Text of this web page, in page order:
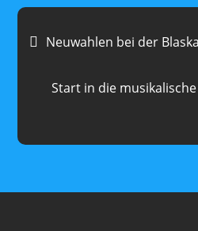
Neuwahlen bei der
Start in die